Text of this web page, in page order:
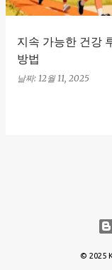
지속 가능한 건강
방법
날짜: 12월 11, 2025
© 2025